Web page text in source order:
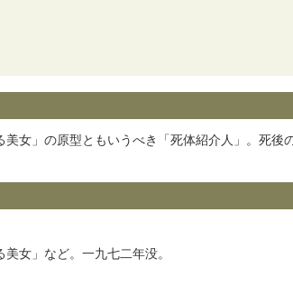
女」の原型ともいうべき「死体紹介人」。死
女」など。一九七二年没。